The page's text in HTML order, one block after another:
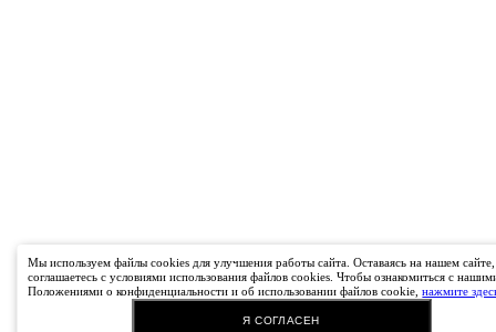
Мы используем файлы cookies для улучшения работы сайта. Оставаясь на нашем
соглашаетесь с условиями использования файлов cookies. Чтобы ознакомиться с
Положениями о конфиденциальности и об использовании файлов cookie,нажмите
Я СОГЛАСЕН